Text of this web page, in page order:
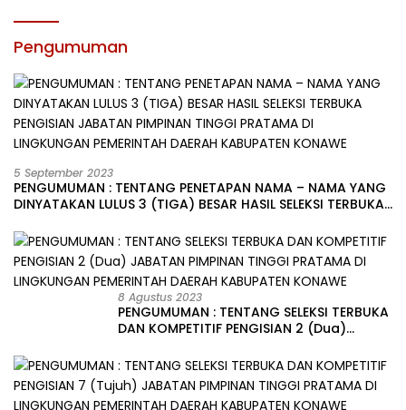
Pengumuman
5 September 2023
PENGUMUMAN : TENTANG PENETAPAN NAMA – NAMA YANG
DINYATAKAN LULUS 3 (TIGA) BESAR HASIL SELEKSI TERBUKA
LINGKUNGAN PEMERINTAH DAERAH KABUPATEN KONAWE
8 Agustus 2023
PENGUMUMAN : TENTANG SELEKSI TERBUKA
DAN KOMPETITIF PENGISIAN 2 (Dua)
LINGKUNGAN PEMERINTAH DAERAH
KABUPATEN KONAWE